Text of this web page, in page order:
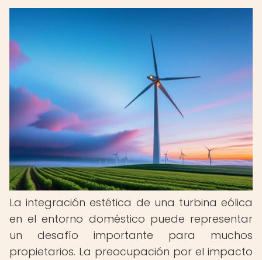
La integración estética de una turbina eólica
en el entorno doméstico puede representar
un desafío importante para muchos
propietarios. La preocupación por el impacto